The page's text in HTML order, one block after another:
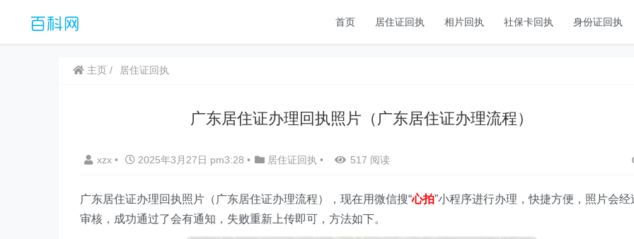
首页 居住证回执 相片回执 社保卡回执 身份证回执
主页 居住证回执
广东居住证办理回执照片（广东居住证办理流程）
xzx • 2025年3月27日 pm3:28 • 居住证回执 • 517 阅读
广东居住证办理回执照片（广东居住证办理流程），现在用微信搜“心拍”小程序进行办理，快捷方便，照片会经
审核，成功通过了会有通知，失败重新上传即可，方法如下。